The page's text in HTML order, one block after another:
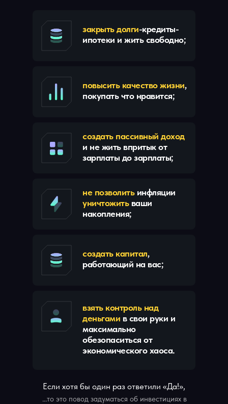
закрыть долги-кредиты-
ипотеки и жить свободно;
повысить качество жизни,
покупать что нравится;
создать пассивный доход
и не жить впритык от
зарплаты до зарплаты;
не позволитьинфляции
уничтожитьваши
накопления;
создать капитал,
работающий на вас;
взять контроль над
деньгами в свои руки и
максимально
обезопаситься от
экономического хаоса.
Если хотя бы один раз ответили «Да!»,
…то это повод задуматься об инвестициях в